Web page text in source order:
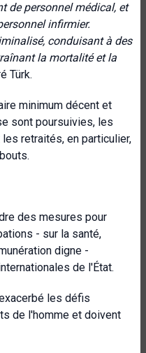
de personnel médical, et
infirmier.
conduisant à des
la mortalité et la
Türk.
minimum décent et
sont poursuivies, les
retraités, en particulier,
des mesures pour
- sur la santé,
digne -
de l'État.
les défis
de l'homme et doivent